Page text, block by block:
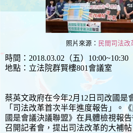
照片來源： 民間司法改
時間：2018.03.02（五）10:00~10:30
地點：立法院群賢樓801會議室
蔡英文政府在今年2月12日司改國是
「司法改革首次半年進度報告」。
國是會議決議聯盟》在具體檢視報告
召開記者會，提出司法改革的大補